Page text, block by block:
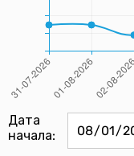
Дата
начала: